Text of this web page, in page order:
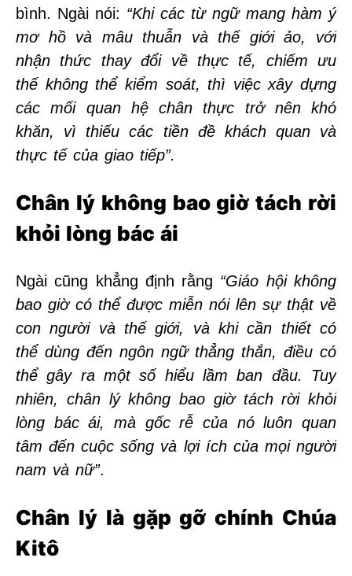
bình. Ngài nói: “Khi các từ ngữ mang hàm ý
mơ hồ và mâu thuẫn và thế giới ảo, với
nhận thức thay đổi về thực tế, chiếm ưu
thế không thể kiểm soát, thì việc xây dựng
các mối quan hệ chân thực trở nên khó
khăn, vì thiếu các tiền đề khách quan và
thực tế của giao tiếp”.
Chân lý không bao giờ tách rời
khỏi lòng bác ái
Ngài cũng khẳng định rằng “Giáo hội không
bao giờ có thể được miễn nói lên sự thật về
con người và thế giới, và khi cần thiết có
thể dùng đến ngôn ngữ thẳng thắn, điều có
thể gây ra một số hiểu lầm ban đầu. Tuy
nhiên, chân lý không bao giờ tách rời khỏi
lòng bác ái, mà gốc rễ của nó luôn quan
tâm đến cuộc sống và lợi ích của mọi người
nam và nữ”.
Chân lý là gặp gỡ chính Chúa
Kitô